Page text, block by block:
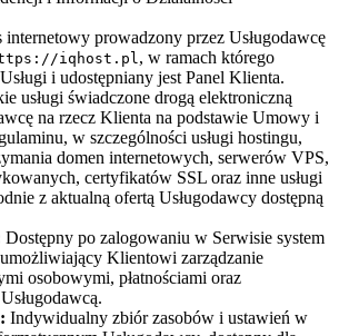
internetowy prowadzony przez Usługodawcę
iqhost.pl , w ramach którego
i udostępniany jest Panel Klienta.
usługi świadczone drogą elektroniczną
na rzecz Klienta na podstawie Umowy i
w szczególności usługi hostingu,
domen internetowych, serwerów VPS,
certyfikatów SSL oraz inne usługi
z aktualną ofertą Usługodawcy dostępną
Dostępny po zalogowaniu w Serwisie system
Klientowi zarządzanie
osobowymi, płatnościami oraz
Indywidualny zbiór zasobów i ustawień w